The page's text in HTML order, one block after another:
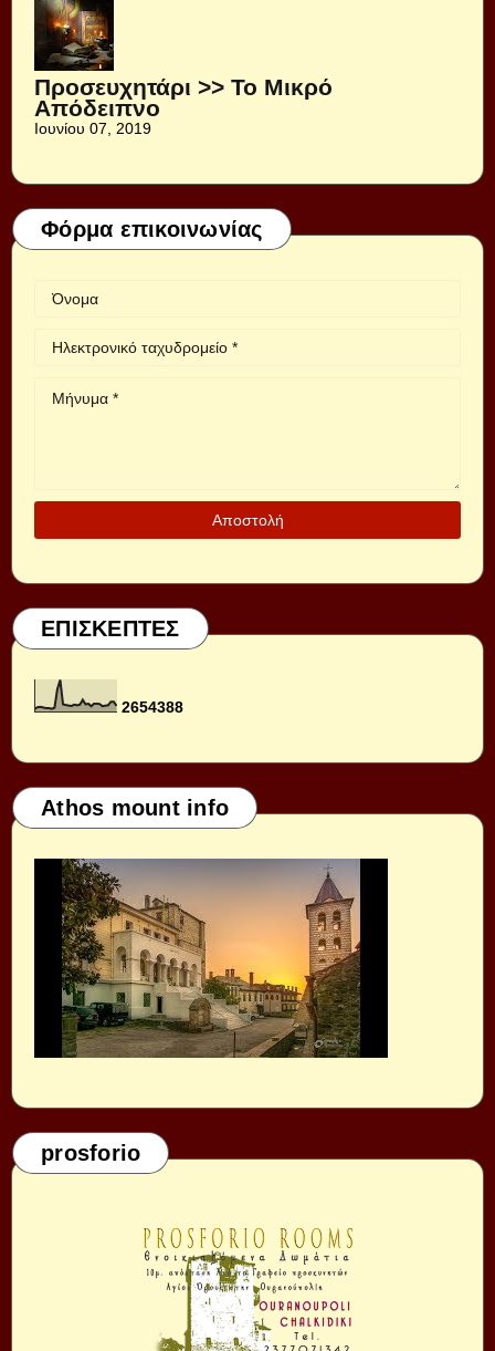
Προσευχητάρι >> Το Μικρό
Απόδειπνο
Ιουνίου 07, 2019
Φόρμα επικοινωνίας
ΕΠΙΣΚΕΠΤΕΣ
2654388
Athos mount info
prosforio